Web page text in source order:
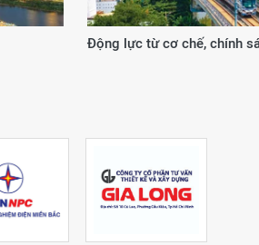
Động lực từ cơ chế, chính